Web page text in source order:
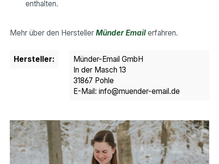
enthalten.
Mehr über den Hersteller Münder Emailerfahren.
Hersteller:
Münder-Email GmbH
In der Masch 13
31867 Pohle
E-Mail: info@muender-email.de